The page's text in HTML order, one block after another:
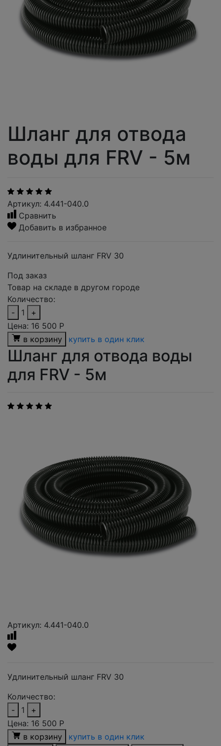
Шланг для отвода
воды для FRV - 5м
Артикул: 4.441-040.0
Сравнить
Добавить в избранное
Удлинительный шланг FRV 30
Под заказ
Товар на складе в другом городе
Количество:
-
1
+
Цена: 16 500 Р
в корзину
купить в один клик
Шланг для отвода воды
для FRV - 5м
Артикул: 4.441-040.0
Удлинительный шланг FRV 30
Количество:
-
1
+
Цена: 16 500 Р
в корзину
купить в один клик